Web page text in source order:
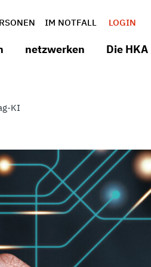
IM NOTFALL LOGIN
netzwerken Die HKA
KI